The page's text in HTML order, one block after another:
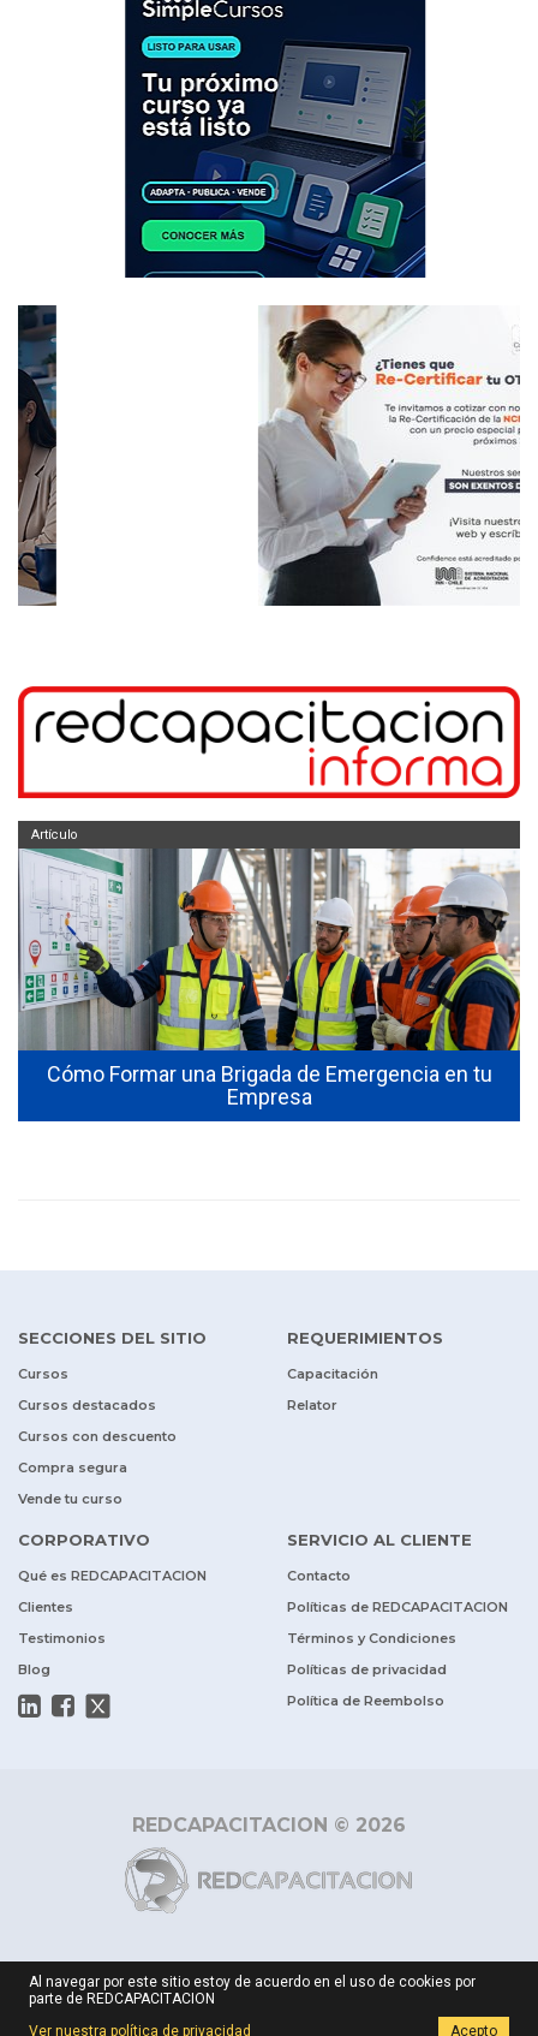
Cómo Formar una Brigada de Emergencia en tu
Empresa
Artículo
SECCIONES DEL SITIO
Cursos
Cursos destacados
Cursos con descuento
Compra segura
Vende tu curso
REQUERIMIENTOS
Capacitación
Relator
CORPORATIVO
Qué es REDCAPACITACION
Clientes
Testimonios
Blog
SERVICIO AL CLIENTE
Contacto
Políticas de REDCAPACITACION
Términos y Condiciones
Políticas de privacidad
Política de Reembolso
REDCAPACITACION © 2026
Al navegar por este sitio estoy de acuerdo en el uso de cookies por
parte de REDCAPACITACION
Ver nuestra política de privacidad
Acepto